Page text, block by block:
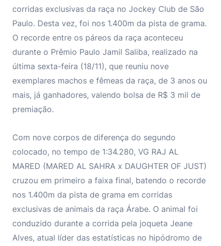
corridas exclusivas da raça no Jockey Club de São
Paulo. Desta vez, foi nos 1.400m da pista de grama.
O recorde entre os páreos da raça aconteceu
durante o Prêmio Paulo Jamil Saliba, realizado na
última sexta-feira (18/11), que reuniu nove
exemplares machos e fêmeas da raça, de 3 anos ou
mais, já ganhadores, valendo bolsa de R$ 3 mil de
premiação.
Com nove corpos de diferença do segundo
colocado, no tempo de 1:34.280, VG RAJ AL
MARED (MARED AL SAHRA x DAUGHTER OF JUST)
cruzou em primeiro a faixa final, batendo o recorde
nos 1.400m da pista de grama em corridas
exclusivas de animais da raça Árabe. O animal foi
conduzido durante a corrida pela joqueta Jeane
Alves, atual líder das estatísticas no hipódromo de